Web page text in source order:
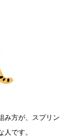
み方が、スプリン
です。